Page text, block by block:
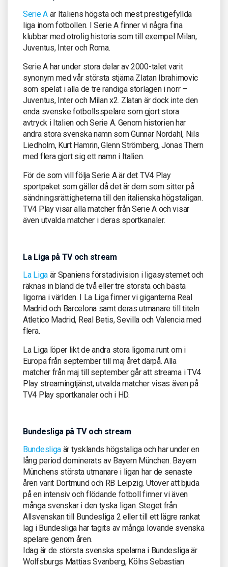
Serie Aär Italiens högsta och mest prestigefyllda
liga inom fotbollen. I Serie A finner vi några fina
klubbar med otrolig historia som till exempel Milan,
Juventus, Inter och Roma.
Serie A har under stora delar av 2000-talet varit
synonym med vår största stjärna Zlatan Ibrahimovic
som spelat i alla de tre randiga storlagen i norr –
Juventus, Inter och Milan x2. Zlatan är dock inte den
enda svenske fotbollsspelare som gjort stora
avtryck i Italien och Serie A. Genom historien har
andra stora svenska namn som Gunnar Nordahl, Nils
Liedholm, Kurt Hamrin, Glenn Strömberg, Jonas Thern
med flera gjort sig ett namn i Italien.
För de som vill följa Serie A är det TV4 Play
sportpaket som gäller då det är dem som sitter på
sändningsrättigheterna till den italienska högstaligan.
TV4 Play visar alla matcher från Serie A och visar
även utvalda matcher i deras sportkanaler.
La Liga på TV och stream
La Ligaär Spaniens förstadivision i ligasystemet och
räknas in bland de två eller tre största och bästa
ligorna i världen. I La Liga finner vi giganterna Real
Madrid och Barcelona samt deras utmanare till titeln
Atletico Madrid, Real Betis, Sevilla och Valencia med
flera.
La Liga löper likt de andra stora ligorna runt om i
Europa från september till maj året därpå. Alla
matcher från maj till september går att streama i TV4
Play streamingtjänst, utvalda matcher visas även på
TV4 Play sportkanaler och i HD.
Bundesliga på TV och stream
Bundesliga är tysklands högstaliga och har under en
lång period dominerats av Bayern München. Bayern
Münchens största utmanare i ligan har de senaste
åren varit Dortmund och RB Leipzig. Utöver att bjuda
på en intensiv och flödande fotboll finner vi även
många svenskar i den tyska ligan. Steget från
Allsvenskan till Bundesliga 2 eller till ett lägre rankat
lag i Bundesliga har tagits av många lovande svenska
spelare genom åren.
Idag är de största svenska spelarna i Bundesliga är
Wolfsburgs Mattias Svanberg, Kölns Sebastian